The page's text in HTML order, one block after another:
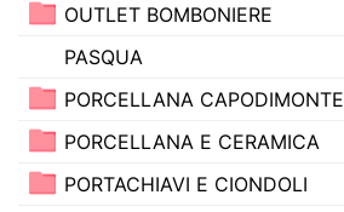
OUTLET BOMBONIERE
PASQUA
PORCELLANA CAPODIMONTE
PORCELLANA E CERAMICA
PORTACHIAVI E CIONDOLI